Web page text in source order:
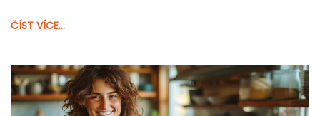
chutná a krásná co nejdéle.
ČÍST VÍCE...